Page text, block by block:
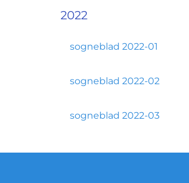
2022
sogneblad 2022-01
sogneblad 2022-02
sogneblad 2022-03